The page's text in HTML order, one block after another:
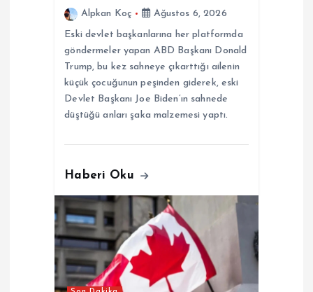
Alpkan Koç
Ağustos 6, 2026
Eski devlet başkanlarına her platformda
göndermeler yapan ABD Başkanı Donald
Trump, bu kez sahneye çıkarttığı ailenin
küçük çocuğunun peşinden giderek, eski
Devlet Başkanı Joe Biden’ın sahnede
düştüğü anları şaka malzemesi yaptı.
Haberi Oku